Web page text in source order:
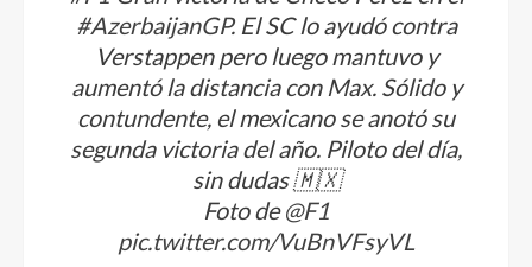
#AzerbaijanGP. El SC lo ayudó contra
Verstappen pero luego mantuvo y
aumentó la distancia con Max. Sólido y
contundente, el mexicano se anotó su
segunda victoria del año. Piloto del día,
sin dudas 🇲🇽
Foto de@F1
pic.twitter.com/VuBnVFsyVL